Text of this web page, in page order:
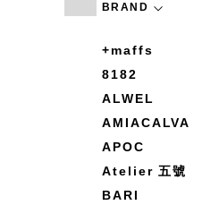
BRAND
+maffs
8182
ALWEL
AMIACALVA
APOC
Atelier 五號
BARI